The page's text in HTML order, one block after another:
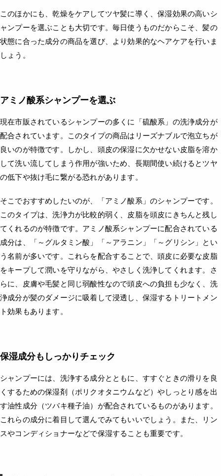
このほかにも、乾燥をケアしてツヤ髪に導く、保湿効果の高いシ
ャンプーを選ぶことも大切です。毎日使うものだからこそ、髪の
状態に合った成分の商品を選び、より効果的なヘアケアを行いま
しょう。
アミノ酸系シャンプーを選ぶ
現在市販されているシャンプーの多くに「硫酸系」の洗浄成分が
配合されています。このタイプの商品はリーズナブルで泡立ちが
良いのが特徴です。しかし、頭皮の保湿に欠かせない皮脂を溶か
して洗い流してしまう作用が強いため、長期間使い続けるとツヤ
の低下や抜け毛に繋がる恐れがあります。
そこでおすすめしたいのが、「アミノ酸系」のシャンプーです。
このタイプは、洗浄力が比較的弱く、皮脂を頭皮にきちんと残し
てくれるのが特徴です。アミノ酸系シャンプーに配合されている
成分は、「～グルタミン酸」「～アラニン」「～グリシン」とい
う名前が多いです。これらを配合することで、頭皮に必要な皮脂
をキープして潤いを守りながら、やさしく洗浄してくれます。さ
らに、皮膚や毛髪と同じ弱酸性なので頭皮への負担も少なく、洗
浄成分が髪のダメージに吸着して浸透し、保湿するトリートメン
ト効果もあります。
保湿成分もしっかりチェック
シャンプーには、洗浄する成分とともに、すすぐときの滑りを良
くするための保湿剤（ポリクオタニウムなど）やしっとり感を出
す油性成分（ツバキ種子油）が配合されているものがあります。
これらの成分に着目して選んでみてもいいでしょう。また、リン
スやコンディショナーなどで保湿することも重要です。